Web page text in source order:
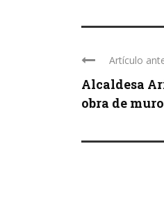
Artículo
Alcaldesa
obra de muro